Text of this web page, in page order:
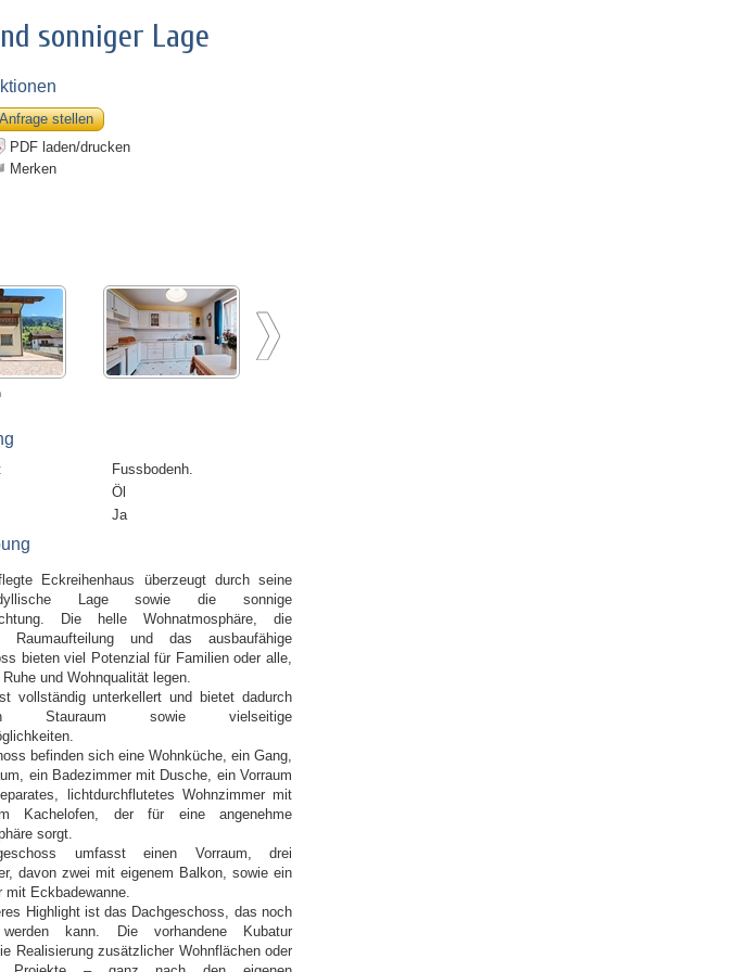
sonniger Lage
Anfrage stellen
PDF laden/drucken
Merken
Fussbodenh.
Öl
Ja
Eckreihenhaus überzeugt durch seine
Lage sowie die sonnige
Die helle Wohnatmosphäre, die
Raumaufteilung und das ausbaufähige
bieten viel Potenzial für Familien oder alle,
und Wohnqualität legen.
vollständig unterkellert und bietet dadurch
Stauraum sowie vielseitige
befinden sich eine Wohnküche, ein Gang,
ein Badezimmer mit Dusche, ein Vorraum
lichtdurchflutetes Wohnzimmer mit
Kachelofen, der für eine angenehme
sorgt.
umfasst einen Vorraum, drei
davon zwei mit eigenem Balkon, sowie ein
mit Eckbadewanne.
Highlight ist das Dachgeschoss, das noch
werden kann. Die vorhandene Kubatur
Realisierung zusätzlicher Wohnflächen oder